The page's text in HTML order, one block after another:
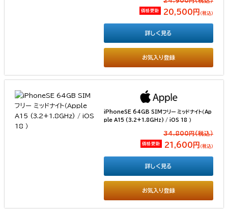
価格更新 20,500円 （税込）
お気入り登録
詳しく見る
iPhoneSE 64GB SIMフリー ミッドナイト（Ap
ple A15 (3.2+1.8GHz) / iOS 18 ）
34,800円(税込）
価格更新 21,600円 （税込）
お気入り登録
詳しく見る